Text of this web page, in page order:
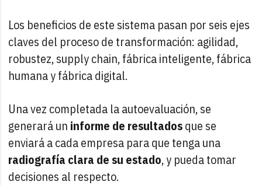
Los beneficios de este sistema pasan por seis ejes
claves del proceso de transformación: agilidad,
robustez, supply chain, fábrica inteligente, fábrica
humana y fábrica digital.
Una vez completada la autoevaluación, se
generará un informe de resultadosque se
enviará a cada empresa para que tenga una
radiografía clara de su estado, y pueda tomar
decisiones al respecto.